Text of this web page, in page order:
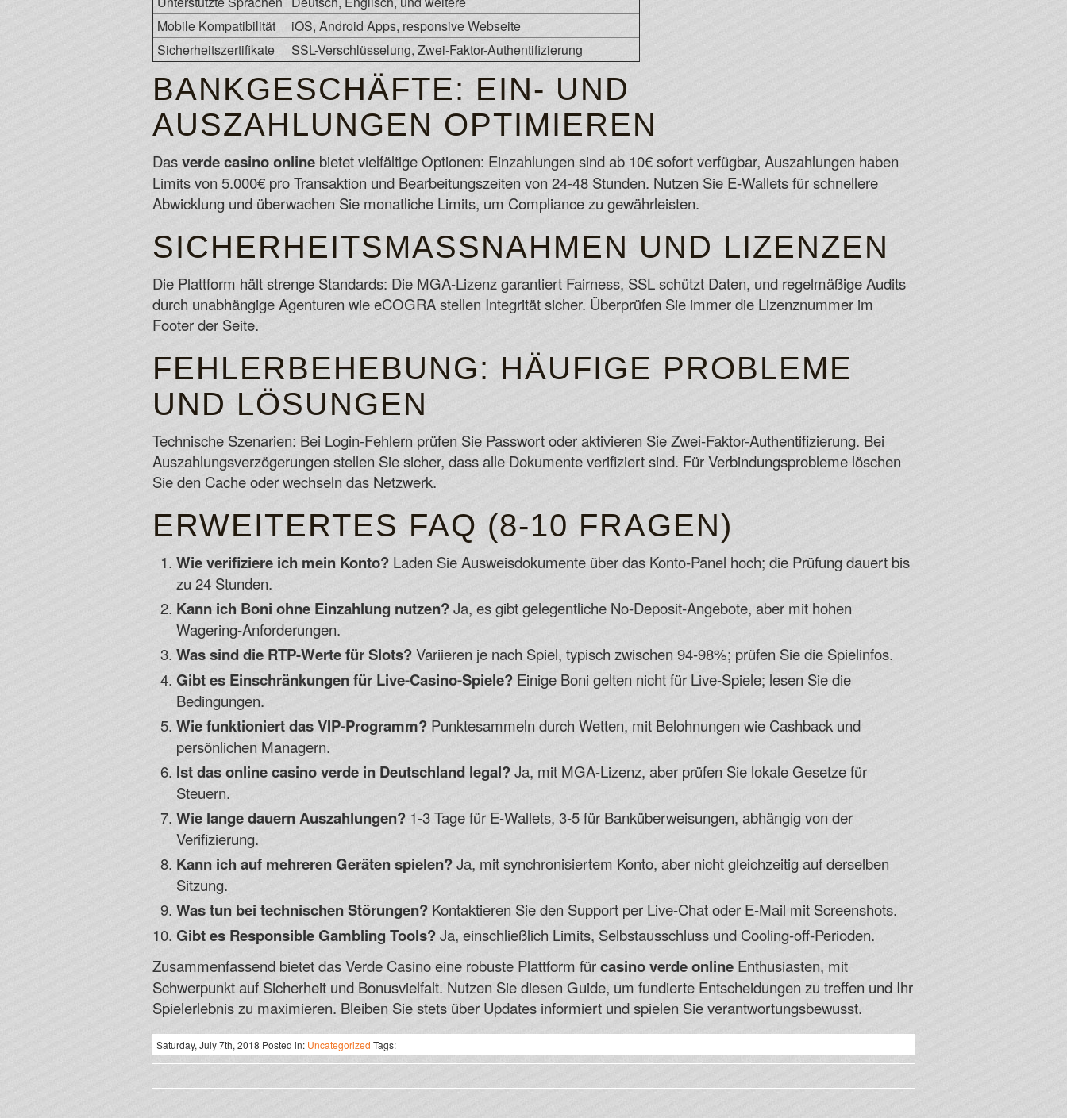
Mobile Kompatibilität
iOS, Android Apps, responsive Webseite
Sicherheitszertifikate
SSL-Verschlüsselung, Zwei-Faktor-Authentifizierung
BANKGESCHÄFTE: EIN- UND
AUSZAHLUNGEN OPTIMIEREN
Dasverde casino online bietet vielfältige Optionen: Einzahlungen sind ab 10€ sofort verfügbar, Auszahlungen haben
Limits von 5.000€ pro Transaktion und Bearbeitungszeiten von 24-48 Stunden. Nutzen Sie E-Wallets für schnellere
Abwicklung und überwachen Sie monatliche Limits, um Compliance zu gewährleisten.
SICHERHEITSMASSNAHMEN UND LIZENZEN
Die Plattform hält strenge Standards: Die MGA-Lizenz garantiert Fairness, SSL schützt Daten, und regelmäßige Audits
durch unabhängige Agenturen wie eCOGRA stellen Integrität sicher. Überprüfen Sie immer die Lizenznummer im
Footer der Seite.
FEHLERBEHEBUNG: HÄUFIGE PROBLEME
UND LÖSUNGEN
Technische Szenarien: Bei Login-Fehlern prüfen Sie Passwort oder aktivieren Sie Zwei-Faktor-Authentifizierung. Bei
Auszahlungsverzögerungen stellen Sie sicher, dass alle Dokumente verifiziert sind. Für Verbindungsprobleme löschen
Sie den Cache oder wechseln das Netzwerk.
ERWEITERTES FAQ (8-10 FRAGEN)
Wie verifiziere ich mein Konto? Laden Sie Ausweisdokumente über das Konto-Panel hoch; die Prüfung dauert bis
zu 24 Stunden.
Kann ich Boni ohne Einzahlung nutzen?Ja, es gibt gelegentliche No-Deposit-Angebote, aber mit hohen
Wagering-Anforderungen.
Was sind die RTP-Werte für Slots?Variieren je nach Spiel, typisch zwischen 94-98%; prüfen Sie die Spielinfos.
Gibt es Einschränkungen für Live-Casino-Spiele? Einige Boni gelten nicht für Live-Spiele; lesen Sie die
Bedingungen.
Wie funktioniert das VIP-Programm? Punktesammeln durch Wetten, mit Belohnungen wie Cashback und
persönlichen Managern.
Ist dasonline casino verde in Deutschland legal?Ja, mit MGA-Lizenz, aber prüfen Sie lokale Gesetze für
Steuern.
Wie lange dauern Auszahlungen? 1-3 Tage für E-Wallets, 3-5 für Banküberweisungen, abhängig von der
Verifizierung.
Kann ich auf mehreren Geräten spielen?Ja, mit synchronisiertem Konto, aber nicht gleichzeitig auf derselben
Sitzung.
Was tun bei technischen Störungen? Kontaktieren Sie den Support per Live-Chat oder E-Mail mit Screenshots.
Gibt es Responsible Gambling Tools?Ja, einschließlich Limits, Selbstausschluss und Cooling-off-Perioden.
Zusammenfassend bietet das Verde Casino eine robuste Plattform fürcasino verde online Enthusiasten, mit
Schwerpunkt auf Sicherheit und Bonusvielfalt. Nutzen Sie diesen Guide, um fundierte Entscheidungen zu treffen und Ihr
Spielerlebnis zu maximieren. Bleiben Sie stets über Updates informiert und spielen Sie verantwortungsbewusst.
Saturday, July 7th, 2018 Posted in: Uncategorized Tags: